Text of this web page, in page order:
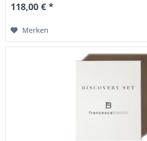
118,00 € *
Merken